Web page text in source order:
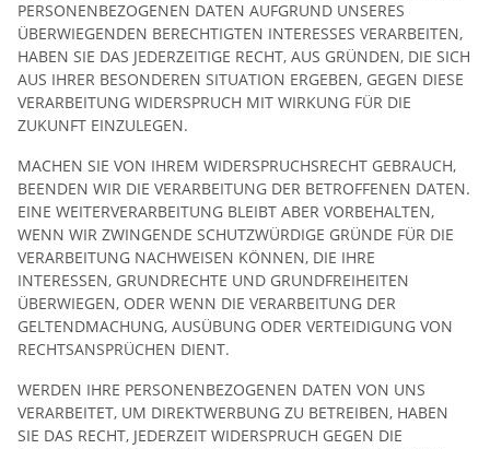
PERSONENBEZOGENEN DATEN AUFGRUND UNSERES
ÜBERWIEGENDEN BERECHTIGTEN INTERESSES VERARBEITEN,
HABEN SIE DAS JEDERZEITIGE RECHT, AUS GRÜNDEN, DIE SICH
AUS IHRER BESONDEREN SITUATION ERGEBEN, GEGEN DIESE
VERARBEITUNG WIDERSPRUCH MIT WIRKUNG FÜR DIE
ZUKUNFT EINZULEGEN.
MACHEN SIE VON IHREM WIDERSPRUCHSRECHT GEBRAUCH,
BEENDEN WIR DIE VERARBEITUNG DER BETROFFENEN DATEN.
EINE WEITERVERARBEITUNG BLEIBT ABER VORBEHALTEN,
WENN WIR ZWINGENDE SCHUTZWÜRDIGE GRÜNDE FÜR DIE
VERARBEITUNG NACHWEISEN KÖNNEN, DIE IHRE
INTERESSEN, GRUNDRECHTE UND GRUNDFREIHEITEN
ÜBERWIEGEN, ODER WENN DIE VERARBEITUNG DER
GELTENDMACHUNG, AUSÜBUNG ODER VERTEIDIGUNG VON
RECHTSANSPRÜCHEN DIENT.
WERDEN IHRE PERSONENBEZOGENEN DATEN VON UNS
VERARBEITET, UM DIREKTWERBUNG ZU BETREIBEN, HABEN
SIE DAS RECHT, JEDERZEIT WIDERSPRUCH GEGEN DIE